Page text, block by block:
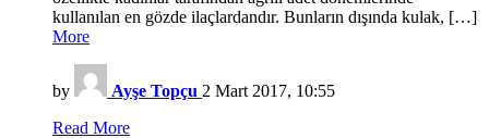
kullanılan en gözde ilaçlardandır. Bunların dışında kulak, […]
More
by Ayşe Topçu 2 Mart 2017, 10:55
Read More